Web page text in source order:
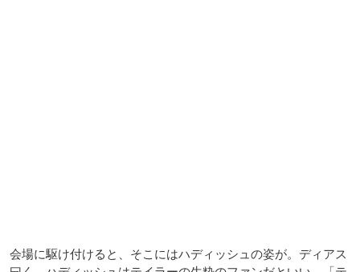
会場に駆け付けると、そこにはハディッシュの姿が。ディアス